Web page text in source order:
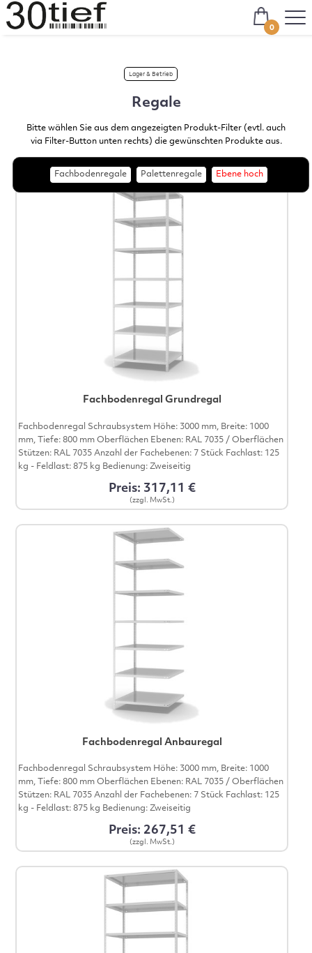
0
Lager & Betrieb
Regale
Bitte wählen Sie aus dem angezeigten Produkt-Filter (evtl. auch
via Filter-Button unten rechts) die gewünschten Produkte aus.
Fachbodenregale Palettenregale Ebene hoch
Fachbodenregal Grundregal
Fachbodenregal Schraubsystem Höhe: 3000 mm, Breite: 1000
mm, Tiefe: 800 mm Oberflächen Ebenen: RAL 7035 / Oberflächen
Stützen: RAL 7035 Anzahl der Fachebenen: 7 Stück Fachlast: 125
kg - Feldlast: 875 kg Bedienung: Zweiseitig
Preis: 317,11 €
(zzgl. MwSt.)
Fachbodenregal Anbauregal
Fachbodenregal Schraubsystem Höhe: 3000 mm, Breite: 1000
mm, Tiefe: 800 mm Oberflächen Ebenen: RAL 7035 / Oberflächen
Stützen: RAL 7035 Anzahl der Fachebenen: 7 Stück Fachlast: 125
kg - Feldlast: 875 kg Bedienung: Zweiseitig
Preis: 267,51 €
(zzgl. MwSt.)